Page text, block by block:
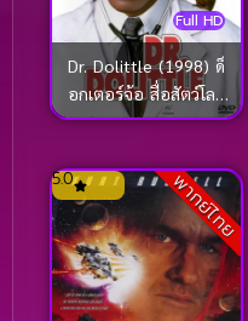
Full HD
Dr. Dolittle (1998) ด็
อกเตอร์จ้อ สื่อสัตว์โลก
มหัศจรรย์
พากย์ไทย
5.0